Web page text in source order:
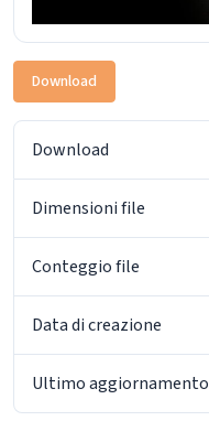
Download
Download
Dimensioni file
Conteggio file
Data di creazione
Ultimo aggiornamento